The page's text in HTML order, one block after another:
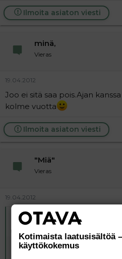
Ilmoita asiaton viesti
minä,
Vieras
19.04.2012
Joo ei sitä saa pois.Ajan
kolme vuotta
Ilmoita asiaton viesti
"Miä"
Vieras
19.04.2012
Alkuperäinen kirjoittaja
Kannattiko aloittaa tupakointi?
Kotimaista laatusisältöä
käyttökokemus